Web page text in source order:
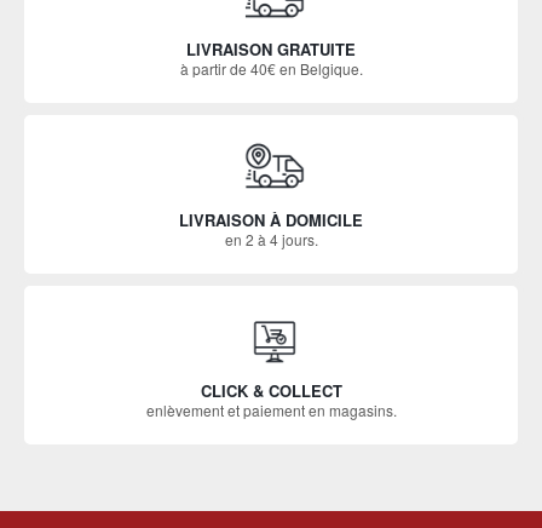
LIVRAISON GRATUITE
à partir de 40€ en Belgique.
LIVRAISON À DOMICILE
en 2 à 4 jours.
CLICK & COLLECT
enlèvement et paiement en magasins.